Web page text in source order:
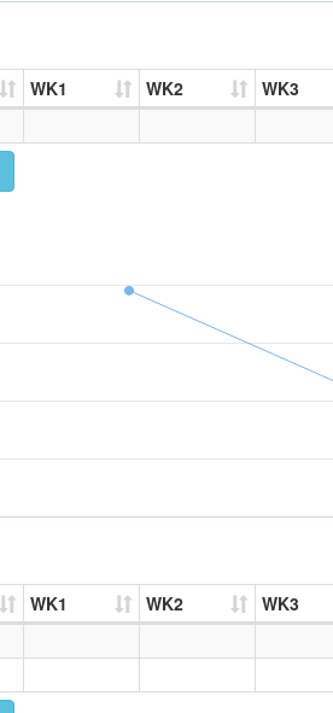
WK1 WK2 WK3
WK1 WK2 WK3